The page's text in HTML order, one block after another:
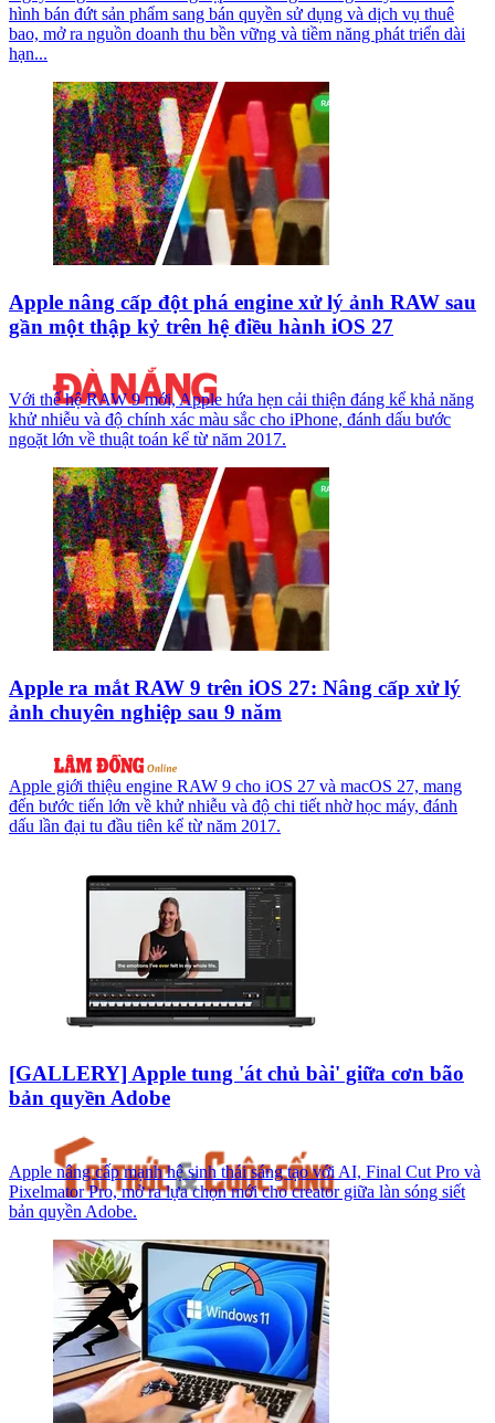
hình bán đứt sản phẩm sang bán quyền sử dụng và dịch vụ thuê
bao, mở ra nguồn doanh thu bền vững và tiềm năng phát triển dài
hạn...
Apple nâng cấp đột phá engine xử lý ảnh RAW sau
gần một thập kỷ trên hệ điều hành iOS 27
Với thế hệ RAW 9 mới, Apple hứa hẹn cải thiện đáng kể khả năng
khử nhiễu và độ chính xác màu sắc cho iPhone, đánh dấu bước
ngoặt lớn về thuật toán kể từ năm 2017.
Apple ra mắt RAW 9 trên iOS 27: Nâng cấp xử lý
ảnh chuyên nghiệp sau 9 năm
Apple giới thiệu engine RAW 9 cho iOS 27 và macOS 27, mang
đến bước tiến lớn về khử nhiễu và độ chi tiết nhờ học máy, đánh
dấu lần đại tu đầu tiên kể từ năm 2017.
[GALLERY] Apple tung 'át chủ bài' giữa cơn bão
bản quyền Adobe
Apple nâng cấp mạnh hệ sinh thái sáng tạo với AI, Final Cut Pro và
Pixelmator Pro, mở ra lựa chọn mới cho creator giữa làn sóng siết
bản quyền Adobe.